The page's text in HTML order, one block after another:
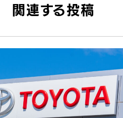
関連する投稿